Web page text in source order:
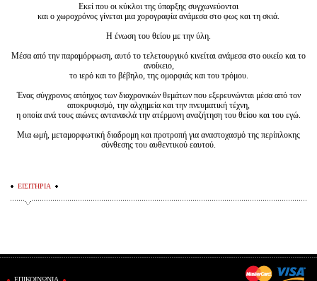
Εκεί που οι κύκλοι της ύπαρξης συγχωνεύονται
και ο χωροχρόνος γίνεται μια χορογραφία ανάμεσα στο φως και τη σκιά.
Η ένωση του θείου με την ύλη.
Μέσα από την παραμόρφωση, αυτό το τελετουργικό κινείται ανάμεσα στο οικείο και το
ανοίκειο,
το ιερό και το βέβηλο, της ομορφιάς και του τρόμου.
Ένας σύγχρονος απόηχος των διαχρονικών θεμάτων που εξερευνώνται μέσα από τον
αποκρυφισμό, την αλχημεία και την πνευματική τέχνη,
η οποία ανά τους αιώνες αντανακλά την ατέρμονη αναζήτηση του θείου και του εγώ.
Μια ωμή, μεταμορφωτική διαδρομη και προτροπή για αναστοχασμό της περίπλοκης
σύνθεσης του αυθεντικού εαυτού.
ΕΙΣΙΤΗΡΙΑ
ΕΠΙΚΟΙΝΩΝΙΑ